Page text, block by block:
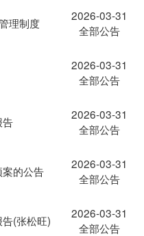
理制度
2026-03-31
全部公告
2026-03-31
全部公告
2026-03-31
全部公告
的公告
2026-03-31
全部公告
(张松旺)
2026-03-31
全部公告